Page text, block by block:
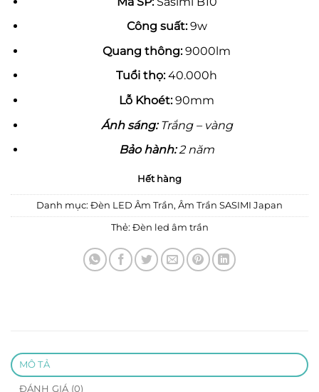
là:
104,000 ₫.
Công suất:9w
Quang thông:9000lm
Tuổi thọ:40.000h
Lỗ Khoét:90mm
Ánh sáng:Trắng – vàng
Bảo hành:2 năm
Hết hàng
Danh mục: Đèn LED Âm Trần, Âm Trần SASIMI Japan
Thẻ: Đèn led âm trần
MÔ TẢ
ĐÁNH GIÁ (0)